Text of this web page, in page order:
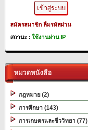
สมัครสมาชิก ลืมรหัสผ่าน
สถานะ : ใช้งานผ่าน IP
หมวดหนังสือ
กฎหมาย (2)
การศึกษา (143)
การเกษตรและชีววิทยา (77)